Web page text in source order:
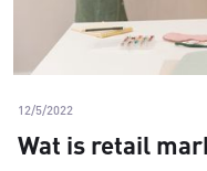
12/5/2022
Wat is retail